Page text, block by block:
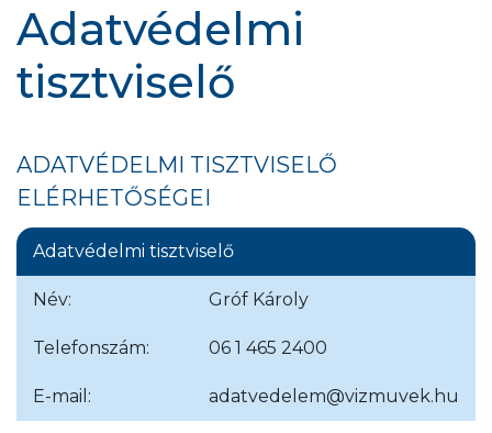
Adatvédelmi
tisztviselő
ADATVÉDELMI TISZTVISELŐ
ELÉRHETŐSÉGEI
Adatvédelmi tisztviselő
Név: Gróf Károly
Telefonszám: 06 1 465 2400
E-mail: adatvedelem@vizmuvek.hu